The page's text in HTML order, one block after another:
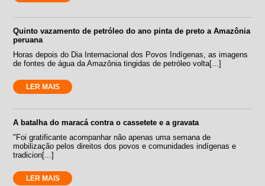
Quinto vazamento de petróleo do ano pinta de preto a Amazônia
peruana
Horas depois do Dia Internacional dos Povos Indígenas, as imagens
de fontes de água da Amazônia tingidas de petróleo volta[...]
LER MAIS
A batalha do maracá contra o cassetete e a gravata
"Foi gratificante acompanhar não apenas uma semana de
mobilização pelos direitos dos povos e comunidades indígenas e
tradicion[...]
LER MAIS